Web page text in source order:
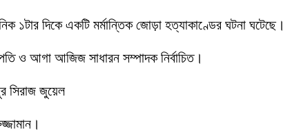
১টার দিকে একটি মর্মান্তিক জোড়া হত্যাকাণ্ডের ঘটনা ঘটেছে।
ও আগা আজিজ সাধারন সম্পাদক নির্বাচিত।
সিরাজ জুয়েল